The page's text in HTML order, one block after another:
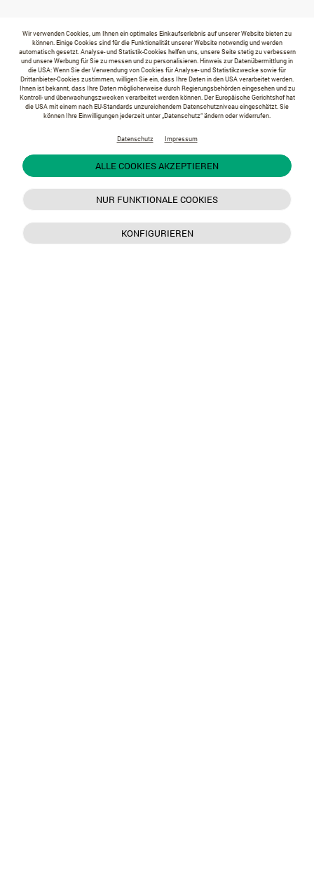
Wir verwenden Cookies, um Ihnen ein optimales Einkaufserlebnis auf unserer Website bieten zu
können. Einige Cookies sind für die Funktionalität unserer Website notwendig und werden
automatisch gesetzt. Analyse- und Statistik-Cookies helfen uns, unsere Seite stetig zu verbessern
und unsere Werbung für Sie zu messen und zu personalisieren. Hinweis zur Datenübermittlung in
die USA: Wenn Sie der Verwendung von Cookies für Analyse- und Statistikzwecke sowie für
Drittanbieter-Cookies zustimmen, willigen Sie ein, dass Ihre Daten in den USA verarbeitet werden.
Ihnen ist bekannt, dass Ihre Daten möglicherweise durch Regierungsbehörden eingesehen und zu
Kontroll- und überwachungszwecken verarbeitet werden können. Der Europäische Gerichtshof hat
die USA mit einem nach EU-Standards unzureichendem Datenschutzniveau eingeschätzt. Sie
können Ihre Einwilligungen jederzeit unter „Datenschutz“ ändern oder widerrufen.
Datenschutz Impressum
ALLE COOKIES AKZEPTIEREN
NUR FUNKTIONALE COOKIES
KONFIGURIEREN